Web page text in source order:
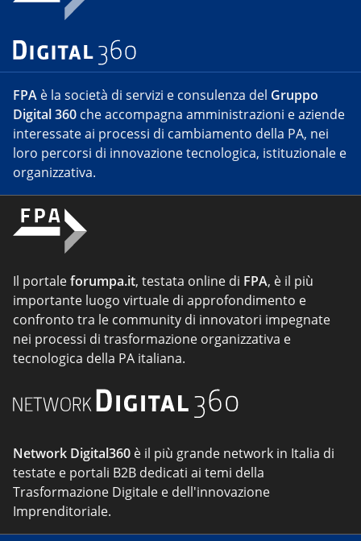
FPA è la società di servizi e consulenza del Gruppo
Digital 360 che accompagna amministrazioni e aziende
interessate ai processi di cambiamento della PA, nei
loro percorsi di innovazione tecnologica, istituzionale e
organizzativa.
Il portaleforumpa.it, testata online di FPA, è il più
importante luogo virtuale di approfondimento e
confronto tra le community di innovatori impegnate
nei processi di trasformazione organizzativa e
tecnologica della PA italiana.
Network Digital360 è il più grande network in Italia di
testate e portali B2B dedicati ai temi della
Trasformazione Digitale e dell'innovazione
Imprenditoriale.